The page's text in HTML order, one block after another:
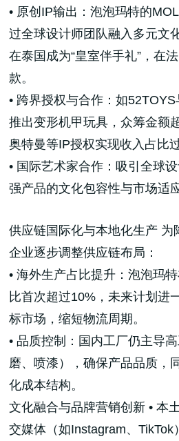
• 原创IP输出：泡泡玛特的
过全球设计师团队融入多元文
在泰国成为“皇室伴手礼”，在
款。
• 跨界授权与合作：如
推出变形机甲玩具，众筹金额
奥特曼等IP授权实现收入占比过
• 国际艺术家合作：吸引全球
强产品的文化包容性与市场适
供应链国际化与本地化生产 为
企业逐步调整供应链布局：
• 海外生产占比提升：泡泡玛
比首次超过10%，未来计划进
标市场，缩短物流周期。
• 品质控制：国内工厂仍主导
磨、喷漆），确保产品品质，
化成本结构。
文化融合与品牌营销创新 • 本
交媒体（如Instagram、TikTok